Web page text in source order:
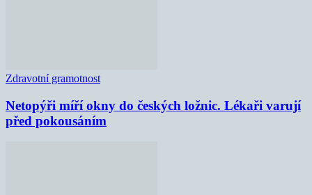
Zdravotní gramotnost
Netopýři míří okny do českých ložnic. Lékaři varují
před pokousáním